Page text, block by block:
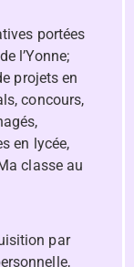
portées
l’Yonne;
projets en
concours,
en lycée,
classe au
par